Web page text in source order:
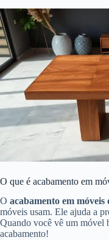
O que é acabamento em
O acabamento em móveis
móveis usam. Ele ajuda a
Quando você vê um móvel
acabamento!